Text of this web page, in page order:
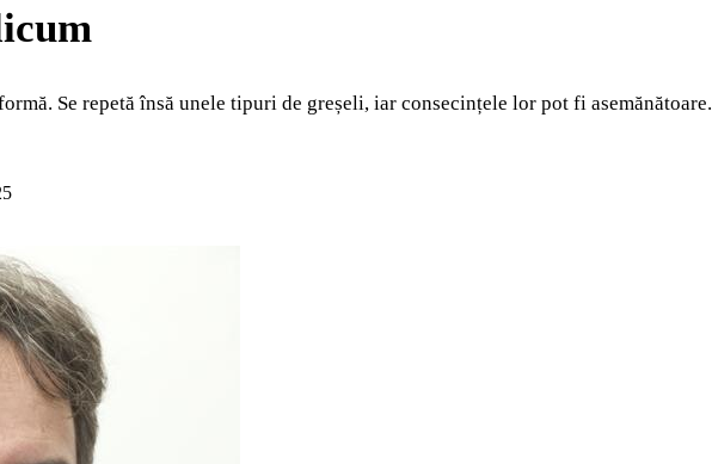
Se repetă însă unele tipuri de greșeli, iar consecințele lor pot fi asemănătoare.